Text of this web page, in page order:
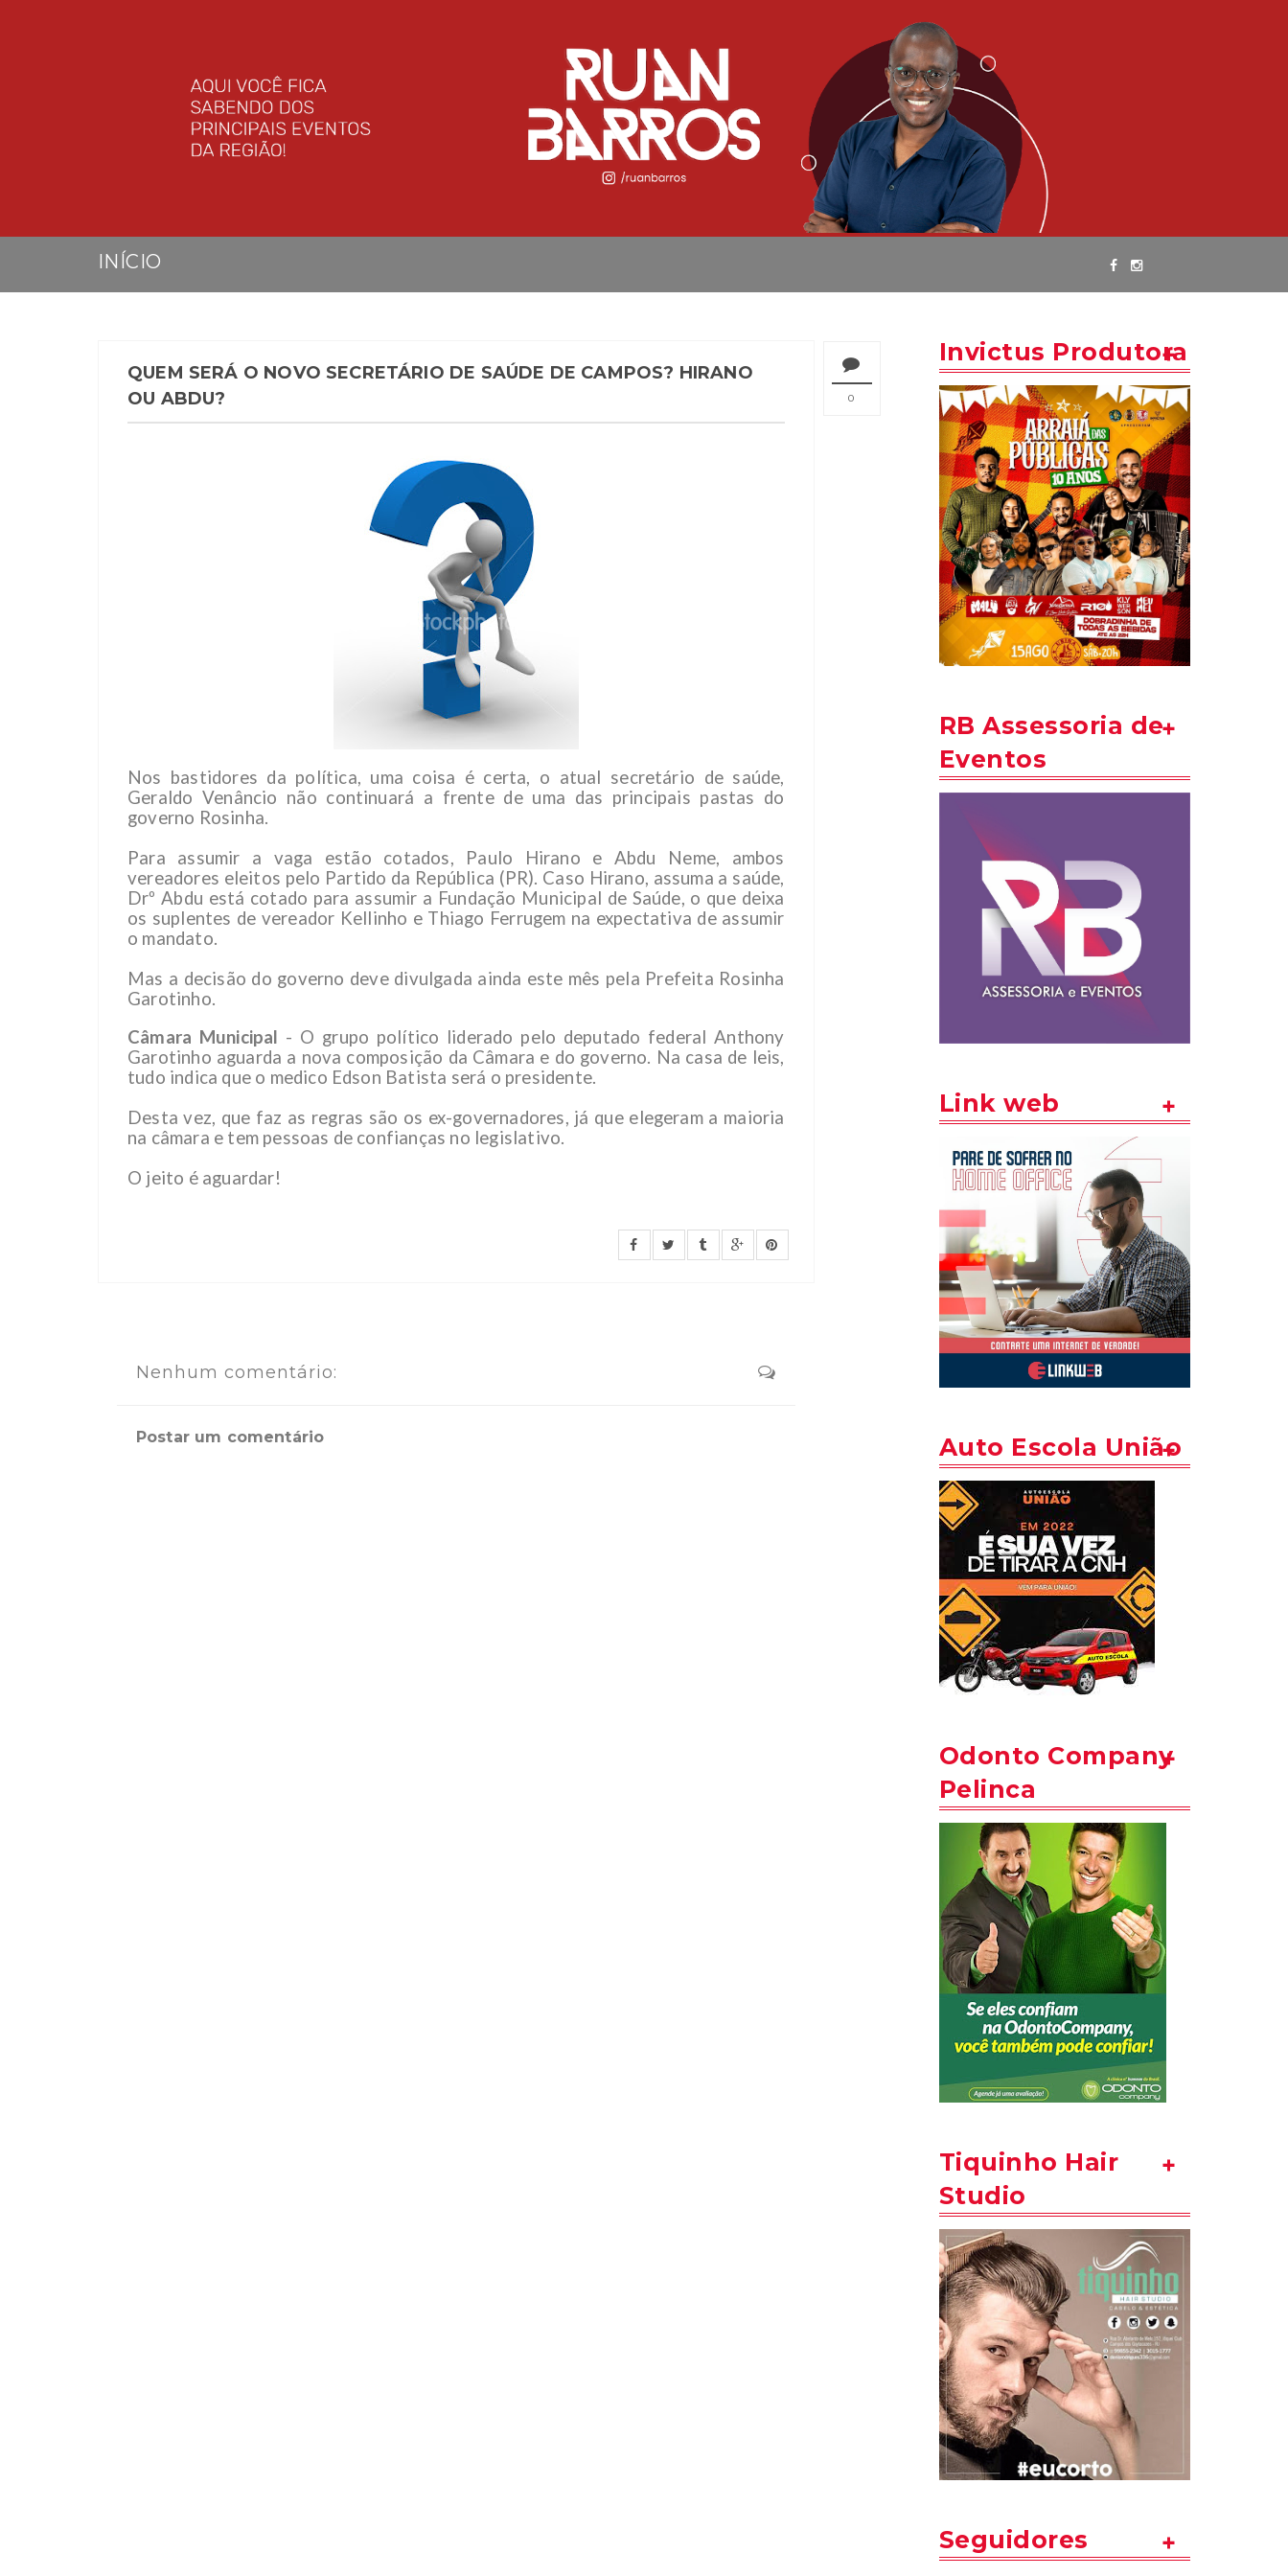
INÍCIO
0
QUEM SERÁ O NOVO SECRETÁRIO DE SAÚDE DE CAMPOS? HIRANO
OU ABDU?
Nos bastidores da política, uma coisa é certa, o atual secretário de saúde,
Geraldo Venâncio não continuará a frente de uma das principais pastas do
governo Rosinha.
Para assumir a vaga estão cotados, Paulo Hirano e Abdu Neme, ambos
vereadores eleitos pelo Partido da República (PR). Caso Hirano, assuma a saúde,
Drº Abdu está cotado para assumir a Fundação Municipal de Saúde, o que deixa
os suplentes de vereador Kellinho e Thiago Ferrugem na expectativa de assumir
o mandato.
Mas a decisão do governo deve divulgada ainda este mês pela Prefeita Rosinha
Garotinho.
Câmara Municipal - O grupo político liderado pelo deputado federal Anthony
Garotinho aguarda a nova composição da Câmara e do governo. Na casa de leis,
tudo indica que o medico Edson Batista será o presidente.
Desta vez, que faz as regras são os ex-governadores, já que elegeram a maioria
na câmara e tem pessoas de confianças no legislativo.
O jeito é aguardar!
Nenhum comentário:
Postar um comentário
Invictus Produtora
RB Assessoria de
Eventos
Link web
Auto Escola União
Odonto Company
Pelinca
Tiquinho Hair
Studio
Seguidores